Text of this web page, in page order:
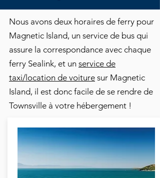
Nous avons deux horaires de ferry pour
Magnetic Island, un service de bus qui
assure la correspondance avec chaque
ferry Sealink, et un service de
taxi/location de voiture sur Magnetic
Island, il est donc facile de se rendre de
Townsville à votre hébergement !